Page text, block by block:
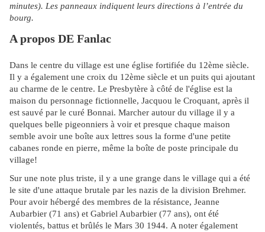
minutes). Les panneaux indiquent leurs directions à l’entrée du
bourg.
A propos DE Fanlac
Dans le centre du village est une église fortifiée du 12ème siècle.
Il y a également une croix du 12ème siècle et un puits qui ajoutant
au charme de le centre. Le Presbytère à côté de l'église est la
maison du personnage fictionnelle, Jacquou le Croquant, après il
est sauvé par le curé Bonnai. Marcher autour du village il y a
quelques belle pigeonniers à voir et presque chaque maison
semble avoir une boîte aux lettres sous la forme d'une petite
cabanes ronde en pierre, même la boîte de poste principale du
village!
Sur une note plus triste, il y a une grange dans le village qui a été
le site d'une attaque brutale par les nazis de la division Brehmer.
Pour avoir hébergé des membres de la résistance, Jeanne
Aubarbier (71 ans) et Gabriel Aubarbier (77 ans), ont été
violentés, battus et brûlés le Mars 30 1944. A noter également